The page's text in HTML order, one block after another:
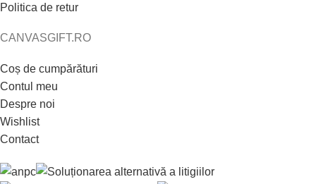
Politica de retur
CANVASGIFT.RO
Coș de cumpărături
Contul meu
Despre noi
Wishlist
Contact